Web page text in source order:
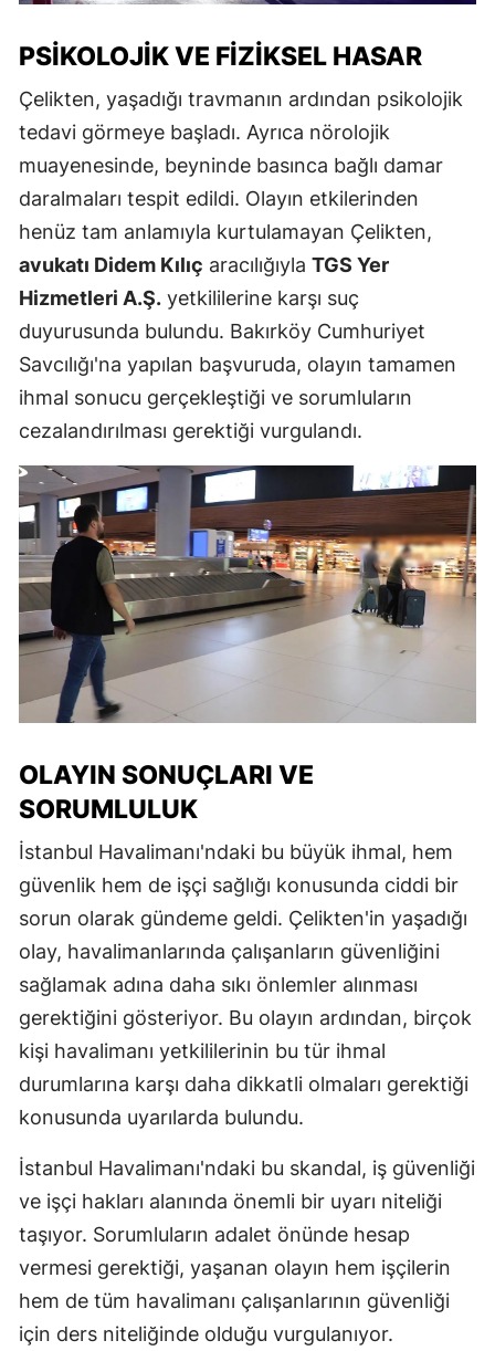
PSIKOLOJIK VE FIZIKSEL HASAR
Çelikten, yaşadığı travmanın ardından psikolojik
tedavi görmeye başladı. Ayrıca nörolojik
muayenesinde, beyninde basınca bağlı damar
daralmaları tespit edildi. Olayın etkilerinden
henüz tam anlamıyla kurtulamayan Çelikten,
avukatı Didem Kılıç aracılığıyla TGS Yer
Hizmetleri A.Ş. yetkililerine karşı suç
duyurusunda bulundu. Bakırköy Cumhuriyet
Savcılığı'na yapılan başvuruda, olayın tamamen
ihmal sonucu gerçekleştiği ve sorumluların
cezalandırılması gerektiği vurgulandı.
OLAYIN SONUÇLARI VE
SORUMLULUK
İstanbul Havalimanı'ndaki bu büyük ihmal, hem
güvenlik hem de işçi sağlığı konusunda ciddi bir
sorun olarak gündeme geldi. Çelikten'in yaşadığı
olay, havalimanlarında çalışanların güvenliğini
sağlamak adına daha sıkı önlemler alınması
gerektiğini gösteriyor. Bu olayın ardından, birçok
kişi havalimanı yetkililerinin bu tür ihmal
durumlarına karşı daha dikkatli olmaları gerektiği
konusunda uyarılarda bulundu.
İstanbul Havalimanı'ndaki bu skandal, iş güvenliği
ve işçi hakları alanında önemli bir uyarı niteliği
taşıyor. Sorumluların adalet önünde hesap
vermesi gerektiği, yaşanan olayın hem işçilerin
hem de tüm havalimanı çalışanlarının güvenliği
için ders niteliğinde olduğu vurgulanıyor.